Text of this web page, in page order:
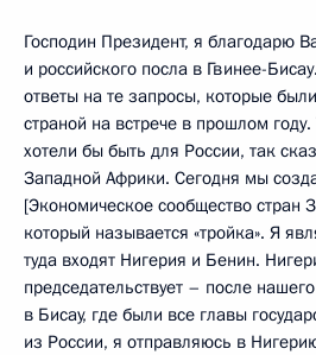
Господин Президент, я благодарю
и российского посла в Гвинее-
ответы на те запросы, которые
страной на встрече в прошлом
хотели бы быть для России, так
Западной Африки. Сегодня мы
[Экономическое сообщество стран
который называется «тройка». Я
туда входят Нигерия и Бенин.
председательствует – после
в Бисау, где были все главы
из России, я отправляюсь в